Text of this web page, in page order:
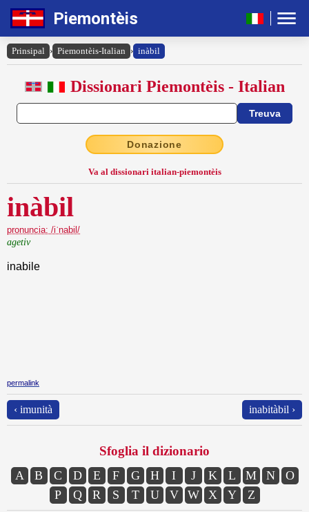
Piemontèis
Prinsipal › Piemontèis-Italian › inàbil
Dissionari Piemontèis - Italian
Donazione
Va al dissionari italian-piemontèis
inàbil
pronuncia: /iˈnabil/
agetiv
inabile
permalink
‹ imunità inabitàbil ›
Sfoglia il dizionario
A B C D E F G H I J K L M N
O
P
Q R S T U V W X Y Z